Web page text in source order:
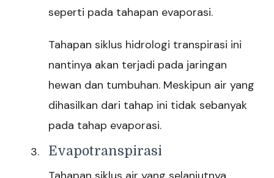
seperti pada tahapan evaporasi.
Tahapan siklus hidrologi transpirasi ini
nantinya akan terjadi pada jaringan
hewan dan tumbuhan. Meskipun air yang
dihasilkan dari tahap ini tidak sebanyak
pada tahap evaporasi.
Evapotranspirasi